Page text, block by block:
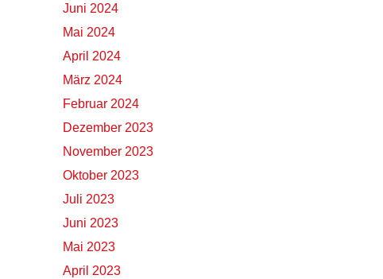
Juni 2024
Mai 2024
April 2024
März 2024
Februar 2024
Dezember 2023
November 2023
Oktober 2023
Juli 2023
Juni 2023
Mai 2023
April 2023